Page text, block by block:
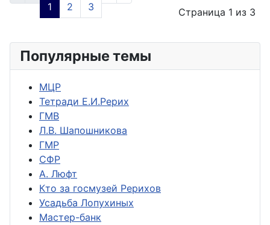
Страница 1 из 3
1 2 3
Популярные темы
МЦР
Тетради Е.И.Рерих
ГМВ
Л.В. Шапошникова
ГМР
СФР
А. Люфт
Кто за госмузей Рерихов
Усадьба Лопухиных
Мастер-банк